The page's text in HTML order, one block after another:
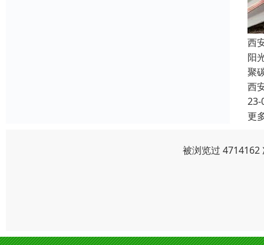
西
阳
聚
西
23-
更
被浏览过